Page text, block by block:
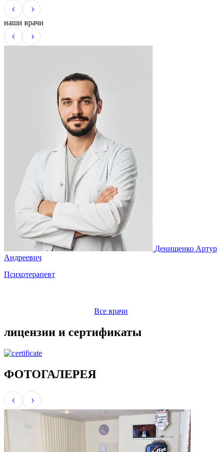
наши врачи
Денищенко Артур
Андреевич
Психотерапевт
Все врачи
лицензии и сертификаты
ФОТОГАЛЕРЕЯ